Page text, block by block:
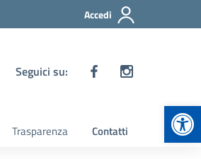
Accedi
Seguici su:
Trasparenza Contatti